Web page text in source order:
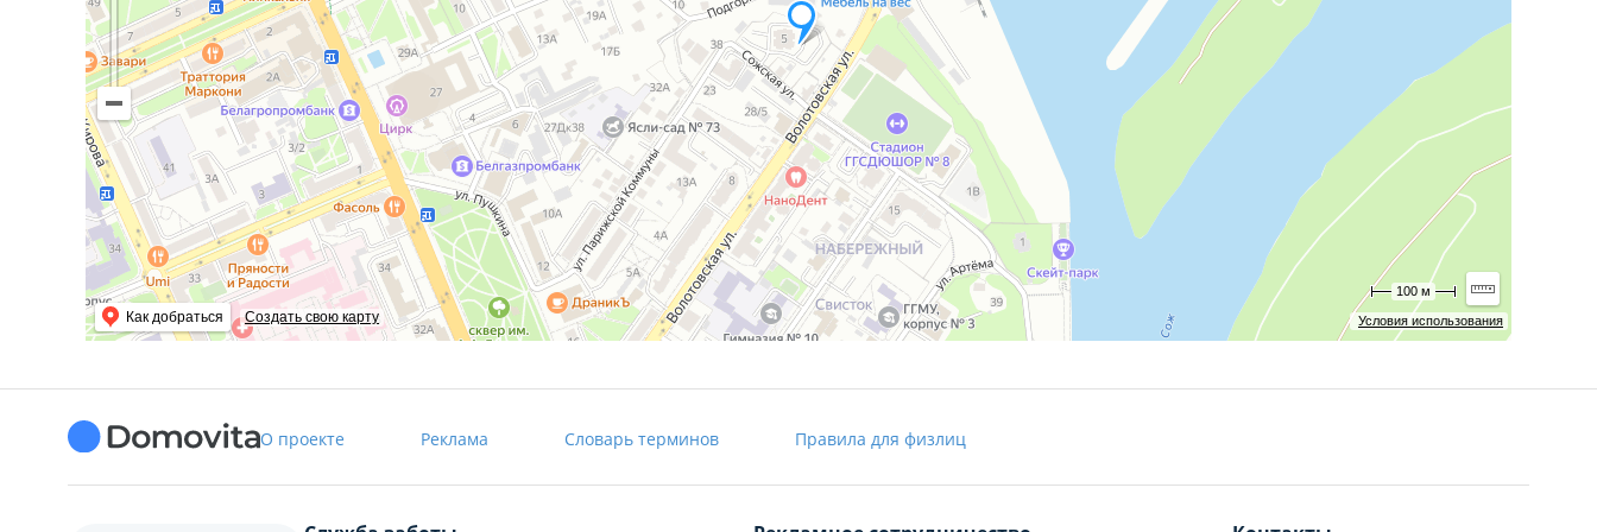
Условия использования
Как добраться Создать свою карту
100 м
О проекте Реклама Словарь терминов Правила для физлиц